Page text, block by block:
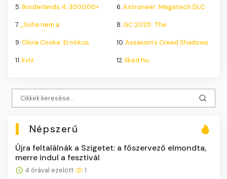
5.Borderlands 4: 300.000+ 6.Astroneer: Megatech DLC
7.„Soha nem a 8.GC 2025: The
9.Olivia Cooke: Erotikus 10.Assassin's Creed Shadows
11.kvíz 12.liked.hu
Népszerű
Újra feltalálnák a Szigetet: a főszervező elmondta,
merre indul a fesztivál
4 órával ezelőtt 1